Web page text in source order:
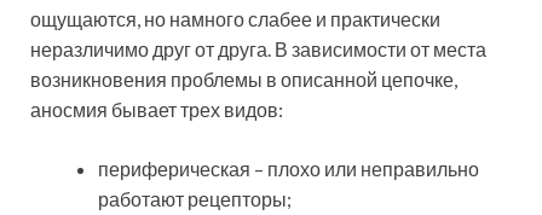
ощущаются, но намного слабее и практически
неразличимо друг от друга. В зависимости от места
возникновения проблемы в описанной цепочке,
аносмия бывает трех видов:
периферическая – плохо или неправильно
работают рецепторы;